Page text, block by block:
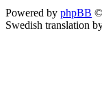
Powered by phpBB ©
Swedish translation